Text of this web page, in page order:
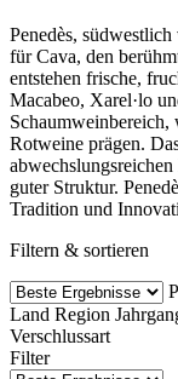
Penedès,
für Cava, den
entstehen frische,
Macabeo, Xarel·lo
Schaumweinbereich,
Rotweine prägen.
guter Struktur.
Tradition und
Filtern & sortieren
Land Region
Verschlussart
Filter